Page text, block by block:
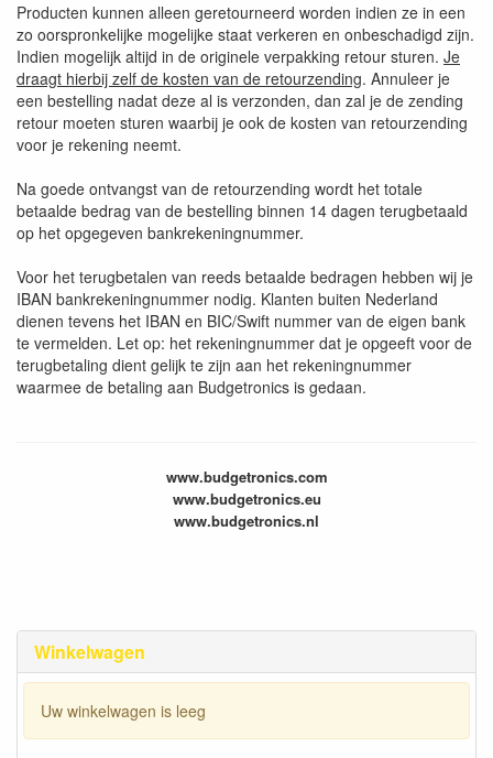
Winkelwagen
Uw winkelwagen is leeg
Producten kunnen alleen geretourneerd worden indien ze in een
zo oorspronkelijke mogelijke staat verkeren en onbeschadigd zijn.
Indien mogelijk altijd in de originele verpakking retour sturen. Je
draagt hierbij zelf de kosten van de retourzending. Annuleer je
een bestelling nadat deze al is verzonden, dan zal je de zending
retour moeten sturen waarbij je ook de kosten van retourzending
voor je rekening neemt.
Na goede ontvangst van de retourzending wordt het totale
betaalde bedrag van de bestelling binnen 14 dagen terugbetaald
op het opgegeven bankrekeningnummer.
Voor het terugbetalen van reeds betaalde bedragen hebben wij je
IBAN bankrekeningnummer nodig. Klanten buiten Nederland
dienen tevens het IBAN en BIC/Swift nummer van de eigen bank
te vermelden. Let op: het rekeningnummer dat je opgeeft voor de
terugbetaling dient gelijk te zijn aan het rekeningnummer
waarmee de betaling aan Budgetronics is gedaan.
www.budgetronics.com
www.budgetronics.eu
www.budgetronics.nl